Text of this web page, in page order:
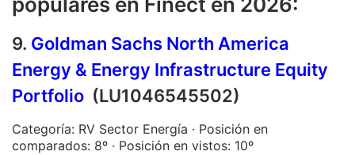
9. Goldman Sachs North America
Energy & Energy Infrastructure Equity
Portfolio (LU1046545502)
Categoría: RV Sector Energía · Posición en
comparados: 8º · Posición en vistos: 10º